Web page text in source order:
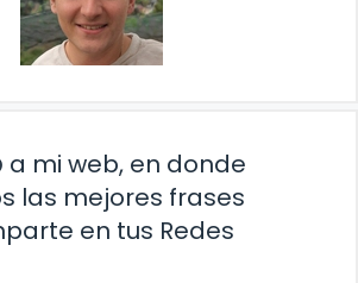
a mi web, en donde
las mejores frases
en tus Redes